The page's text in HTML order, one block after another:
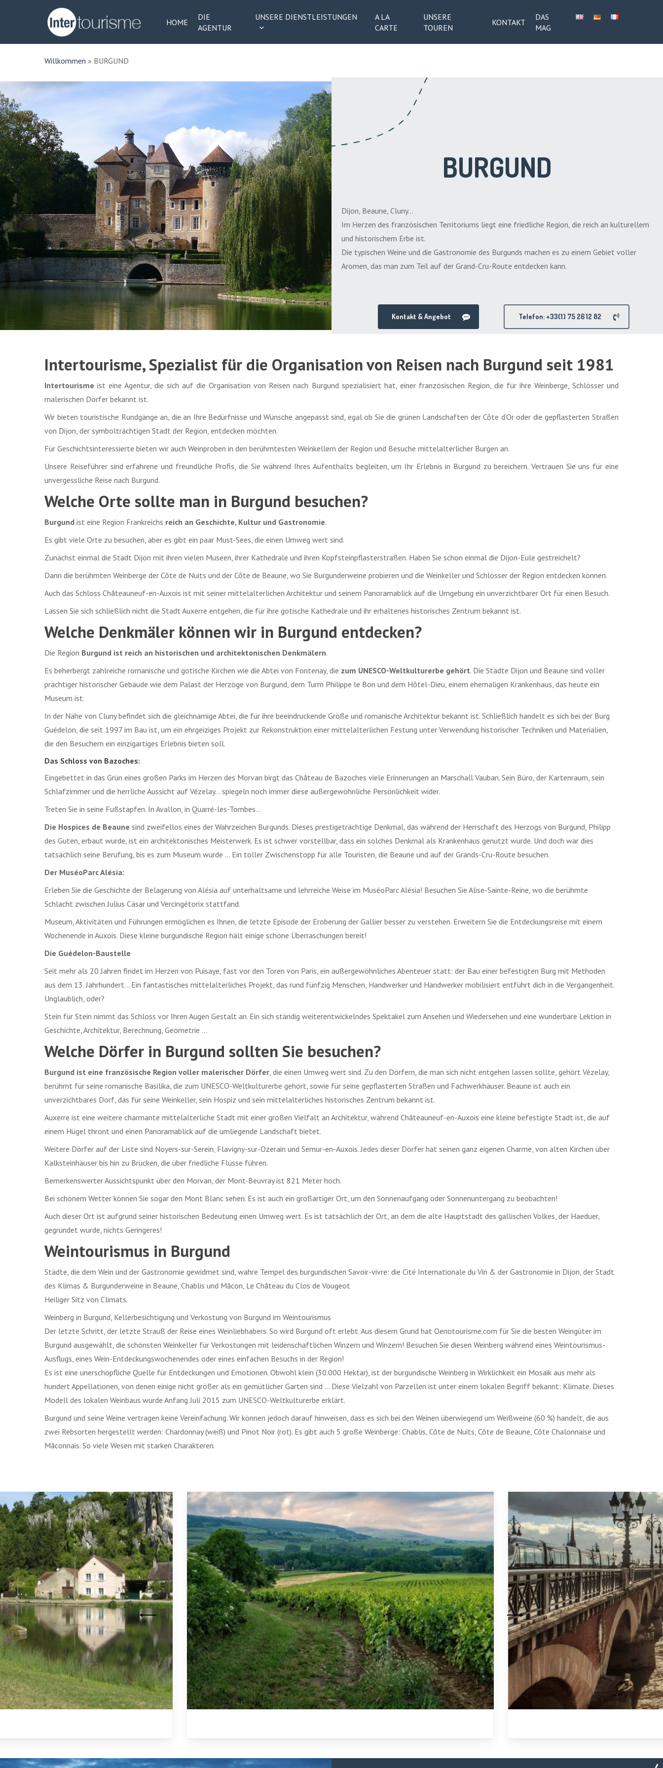
HOME
DIE
AGENTUR
UNSERE DIENSTLEISTUNGEN
A LA
CARTE
UNSERE
TOUREN
KONTAKT
DAS
MAG
Willkommen » BURGUND
BURGUND
Dijon, Beaune, Cluny…
Im Herzen des französischen Territoriums liegt eine friedliche Region, die reich an kulturellem
und historischem Erbe ist.
Die typischen Weine und die Gastronomie des Burgunds machen es zu einem Gebiet voller
Aromen, das man zum Teil auf der Grand-Cru-Route entdecken kann.
Kontakt & Angebot Telefon: +33(1) 75 26 12 82
Intertourisme, Spezialist für die Organisation von Reisen nach Burgund seit 1981
Intertourisme ist eine Agentur, die sich auf die Organisation von Reisen nach Burgund spezialisiert hat, einer französischen Region, die für ihre Weinberge, Schlösser und
malerischen Dörfer bekannt ist.
Wir bieten touristische Rundgänge an, die an Ihre Bedürfnisse und Wünsche angepasst sind, egal ob Sie die grünen Landschaften der Côte d’Or oder die gepflasterten Straßen
von Dijon, der symbolträchtigen Stadt der Region, entdecken möchten.
Für Geschichtsinteressierte bieten wir auch Weinproben in den berühmtesten Weinkellern der Region und Besuche mittelalterlicher Burgen an.
Unsere Reiseführer sind erfahrene und freundliche Profis, die Sie während Ihres Aufenthalts begleiten, um Ihr Erlebnis in Burgund zu bereichern. Vertrauen Sie uns für eine
unvergessliche Reise nach Burgund.
Welche Orte sollte man in Burgund besuchen?
Burgund ist eine Region Frankreichs reich an Geschichte, Kultur und Gastronomie.
Es gibt viele Orte zu besuchen, aber es gibt ein paar Must-Sees, die einen Umweg wert sind.
Zunächst einmal die Stadt Dijon mit ihren vielen Museen, ihrer Kathedrale und ihren Kopfsteinpflasterstraßen. Haben Sie schon einmal die Dijon-Eule gestreichelt?
Dann die berühmten Weinberge der Côte de Nuits und der Côte de Beaune, wo Sie Burgunderweine probieren und die Weinkeller und Schlösser der Region entdecken können.
Auch das Schloss Châteauneuf-en-Auxois ist mit seiner mittelalterlichen Architektur und seinem Panoramablick auf die Umgebung ein unverzichtbarer Ort für einen Besuch.
Lassen Sie sich schließlich nicht die Stadt Auxerre entgehen, die für ihre gotische Kathedrale und ihr erhaltenes historisches Zentrum bekannt ist.
Welche Denkmäler können wir in Burgund entdecken?
Die Region Burgund ist reich an historischen und architektonischen Denkmälern.
Es beherbergt zahlreiche romanische und gotische Kirchen wie die Abtei von Fontenay, die zum UNESCO-Weltkulturerbe gehört. Die Städte Dijon und Beaune sind voller
prächtiger historischer Gebäude wie dem Palast der Herzöge von Burgund, dem Turm Philippe le Bon und dem Hôtel-Dieu, einem ehemaligen Krankenhaus, das heute ein
Museum ist.
In der Nähe von Cluny befindet sich die gleichnamige Abtei, die für ihre beeindruckende Größe und romanische Architektur bekannt ist. Schließlich handelt es sich bei der Burg
Guédelon, die seit 1997 im Bau ist, um ein ehrgeiziges Projekt zur Rekonstruktion einer mittelalterlichen Festung unter Verwendung historischer Techniken und Materialien,
die den Besuchern ein einzigartiges Erlebnis bieten soll.
Das Schloss von Bazoches:
Eingebettet in das Grün eines großen Parks im Herzen des Morvan birgt das Château de Bazoches viele Erinnerungen an Marschall Vauban. Sein Büro, der Kartenraum, sein
Schlafzimmer und die herrliche Aussicht auf Vézelay… spiegeln noch immer diese außergewöhnliche Persönlichkeit wider.
Treten Sie in seine Fußstapfen. In Avallon, in Quarré-les-Tombes…
Die Hospices de Beaune sind zweifellos eines der Wahrzeichen Burgunds. Dieses prestigeträchtige Denkmal, das während der Herrschaft des Herzogs von Burgund, Philipp
des Guten, erbaut wurde, ist ein architektonisches Meisterwerk. Es ist schwer vorstellbar, dass ein solches Denkmal als Krankenhaus genutzt wurde. Und doch war dies
tatsächlich seine Berufung, bis es zum Museum wurde … Ein toller Zwischenstopp für alle Touristen, die Beaune und auf der Grands-Cru-Route besuchen.
Der MuséoParc Alésia:
Erleben Sie die Geschichte der Belagerung von Alésia auf unterhaltsame und lehrreiche Weise im MuséoParc Alésia! Besuchen Sie Alise-Sainte-Reine, wo die berühmte
Schlacht zwischen Julius Cäsar und Vercingétorix stattfand.
Museum, Aktivitäten und Führungen ermöglichen es Ihnen, die letzte Episode der Eroberung der Gallier besser zu verstehen. Erweitern Sie die Entdeckungsreise mit einem
Wochenende in Auxois. Diese kleine burgundische Region hält einige schöne Überraschungen bereit!
Die Guédelon-Baustelle
Seit mehr als 20 Jahren findet im Herzen von Puisaye, fast vor den Toren von Paris, ein außergewöhnliches Abenteuer statt: der Bau einer befestigten Burg mit Methoden
aus dem 13. Jahrhundert… Ein fantastisches mittelalterliches Projekt, das rund fünfzig Menschen, Handwerker und Handwerker mobilisiert entführt dich in die Vergangenheit.
Unglaublich, oder?
Stein für Stein nimmt das Schloss vor Ihren Augen Gestalt an. Ein sich ständig weiterentwickelndes Spektakel zum Ansehen und Wiedersehen und eine wunderbare Lektion in
Geschichte, Architektur, Berechnung, Geometrie …
Welche Dörfer in Burgund sollten Sie besuchen?
Burgund ist eine französische Region voller malerischer Dörfer , die einen Umweg wert sind. Zu den Dörfern, die man sich nicht entgehen lassen sollte, gehört Vézelay,
berühmt für seine romanische Basilika, die zum UNESCO-Weltkulturerbe gehört, sowie für seine gepflasterten Straßen und Fachwerkhäuser. Beaune ist auch ein
unverzichtbares Dorf, das für seine Weinkeller, sein Hospiz und sein mittelalterliches historisches Zentrum bekannt ist.
Auxerre ist eine weitere charmante mittelalterliche Stadt mit einer großen Vielfalt an Architektur, während Châteauneuf-en-Auxois eine kleine befestigte Stadt ist, die auf
einem Hügel thront und einen Panoramablick auf die umliegende Landschaft bietet.
Weitere Dörfer auf der Liste sind Noyers-sur-Serein, Flavigny-sur-Ozerain und Semur-en-Auxois. Jedes dieser Dörfer hat seinen ganz eigenen Charme, von alten Kirchen über
Kalksteinhäuser bis hin zu Brücken, die über friedliche Flüsse führen.
Bemerkenswerter Aussichtspunkt über den Morvan, der Mont-Beuvray ist 821 Meter hoch.
Bei schönem Wetter können Sie sogar den Mont Blanc sehen. Es ist auch ein großartiger Ort, um den Sonnenaufgang oder Sonnenuntergang zu beobachten!
Auch dieser Ort ist aufgrund seiner historischen Bedeutung einen Umweg wert. Es ist tatsächlich der Ort, an dem die alte Hauptstadt des gallischen Volkes, der Haeduer,
gegründet wurde, nichts Geringeres!
Weintourismus in Burgund
Städte, die dem Wein und der Gastronomie gewidmet sind, wahre Tempel des burgundischen Savoir-vivre: die Cité Internationale du Vin & der Gastronomie in Dijon, der Stadt
des Klimas & Burgunderweine in Beaune, Chablis und Mâcon, Le Château du Clos de Vougeot
Heiliger Sitz von Climats.
Weinberg in Burgund, Kellerbesichtigung und Verkostung von Burgund im Weintourismus
Der letzte Schritt, der letzte Strauß der Reise eines Weinliebhabers. So wird Burgund oft erlebt. Aus diesem Grund hat Oenotourisme.com für Sie die besten Weingüter im
Burgund ausgewählt, die schönsten Weinkeller für Verkostungen mit leidenschaftlichen Winzern und Winzern! Besuchen Sie diesen Weinberg während eines Weintourismus-
Ausflugs, eines Wein-Entdeckungswochenendes oder eines einfachen Besuchs in der Region!
Es ist eine unerschöpfliche Quelle für Entdeckungen und Emotionen. Obwohl klein (30.000 Hektar), ist der burgundische Weinberg in Wirklichkeit ein Mosaik aus mehr als
hundert Appellationen, von denen einige nicht größer als ein gemütlicher Garten sind … Diese Vielzahl von Parzellen ist unter einem lokalen Begriff bekannt: Klimate. Dieses
Modell des lokalen Weinbaus wurde Anfang Juli 2015 zum UNESCO-Weltkulturerbe erklärt.
Burgund und seine Weine vertragen keine Vereinfachung. Wir können jedoch darauf hinweisen, dass es sich bei den Weinen überwiegend um Weißweine (60 %) handelt, die aus
zwei Rebsorten hergestellt werden: Chardonnay (weiß) und Pinot Noir (rot). Es gibt auch 5 große Weinberge: Chablis, Côte de Nuits, Côte de Beaune, Côte Chalonnaise und
Mâconnais. So viele Wesen mit starken Charakteren.